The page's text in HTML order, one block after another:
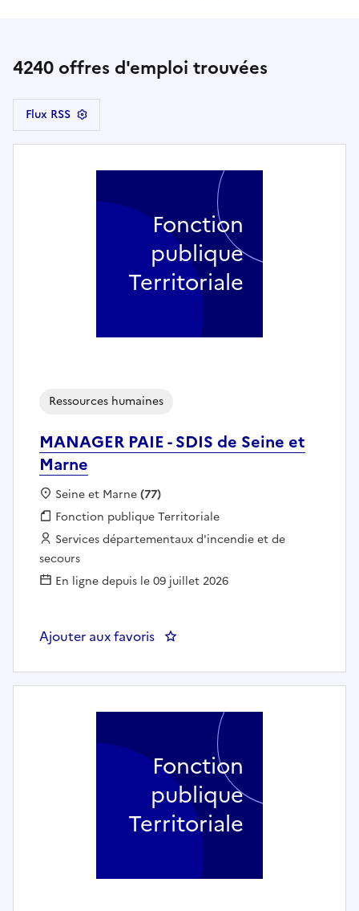
4240 offres d'emploi trouvées
Flux RSS
MANAGER PAIE - SDIS de Seine et
Marne
Ressources humaines
Localisation :
Seine et Marne(77)
Fonction publique :
Fonction publique Territoriale
Employeur :
Services départementaux d'incendie et de
secours
En ligne depuis le 09 juillet 2026
Ajouter aux favoris : MANAGER PAIE - SDIS de
Fonction
publique
Territoriale
Fonction
publique
Territoriale